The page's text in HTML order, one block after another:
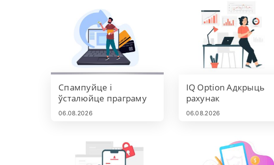
Спампуйце і
ўсталюйце праграму
IQ Option для
06.08.2026
IQ Option Адкрыць
рахунак
06.08.2026